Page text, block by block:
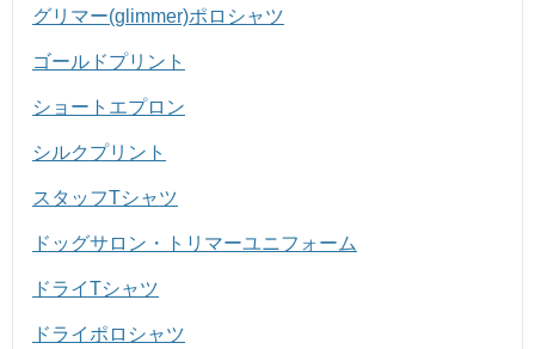
グリマー(glimmer)ポロシャツ
ゴールドプリント
ショートエプロン
シルクプリント
スタッフTシャツ
ドッグサロン・トリマーユニフォーム
ドライTシャツ
ドライポロシャツ